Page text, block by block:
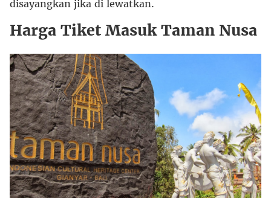
disayangkan jika di lewatkan.
Harga Tiket Masuk Taman Nusa